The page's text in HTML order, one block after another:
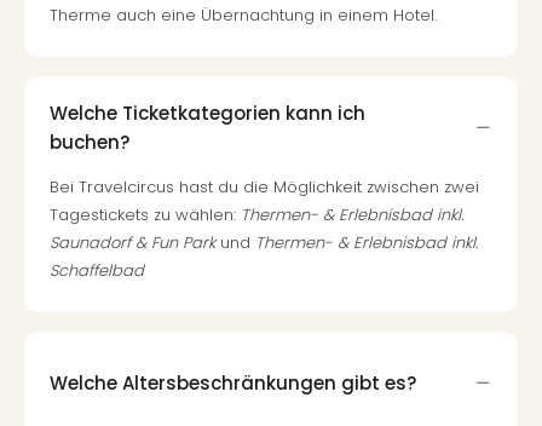
Therme auch eine Übernachtung in einem Hotel.
Welche Ticketkategorien kann ich
buchen?
Bei Travelcircus hast du die Möglichkeit zwischen zwei
Tagestickets zu wählen: Thermen- & Erlebnisbad inkl.
Saunadorf & Fun Parkund Thermen- & Erlebnisbad inkl.
Schaffelbad
Welche Altersbeschränkungen gibt es?